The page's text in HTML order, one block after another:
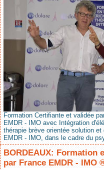
Formation Certifiante et validée
EMDR - IMO avec Intégration
thérapie brève orientée solution
EMDR - IMO, dans le cadre du
BORDEAUX: Formation
par France EMDR - IMO